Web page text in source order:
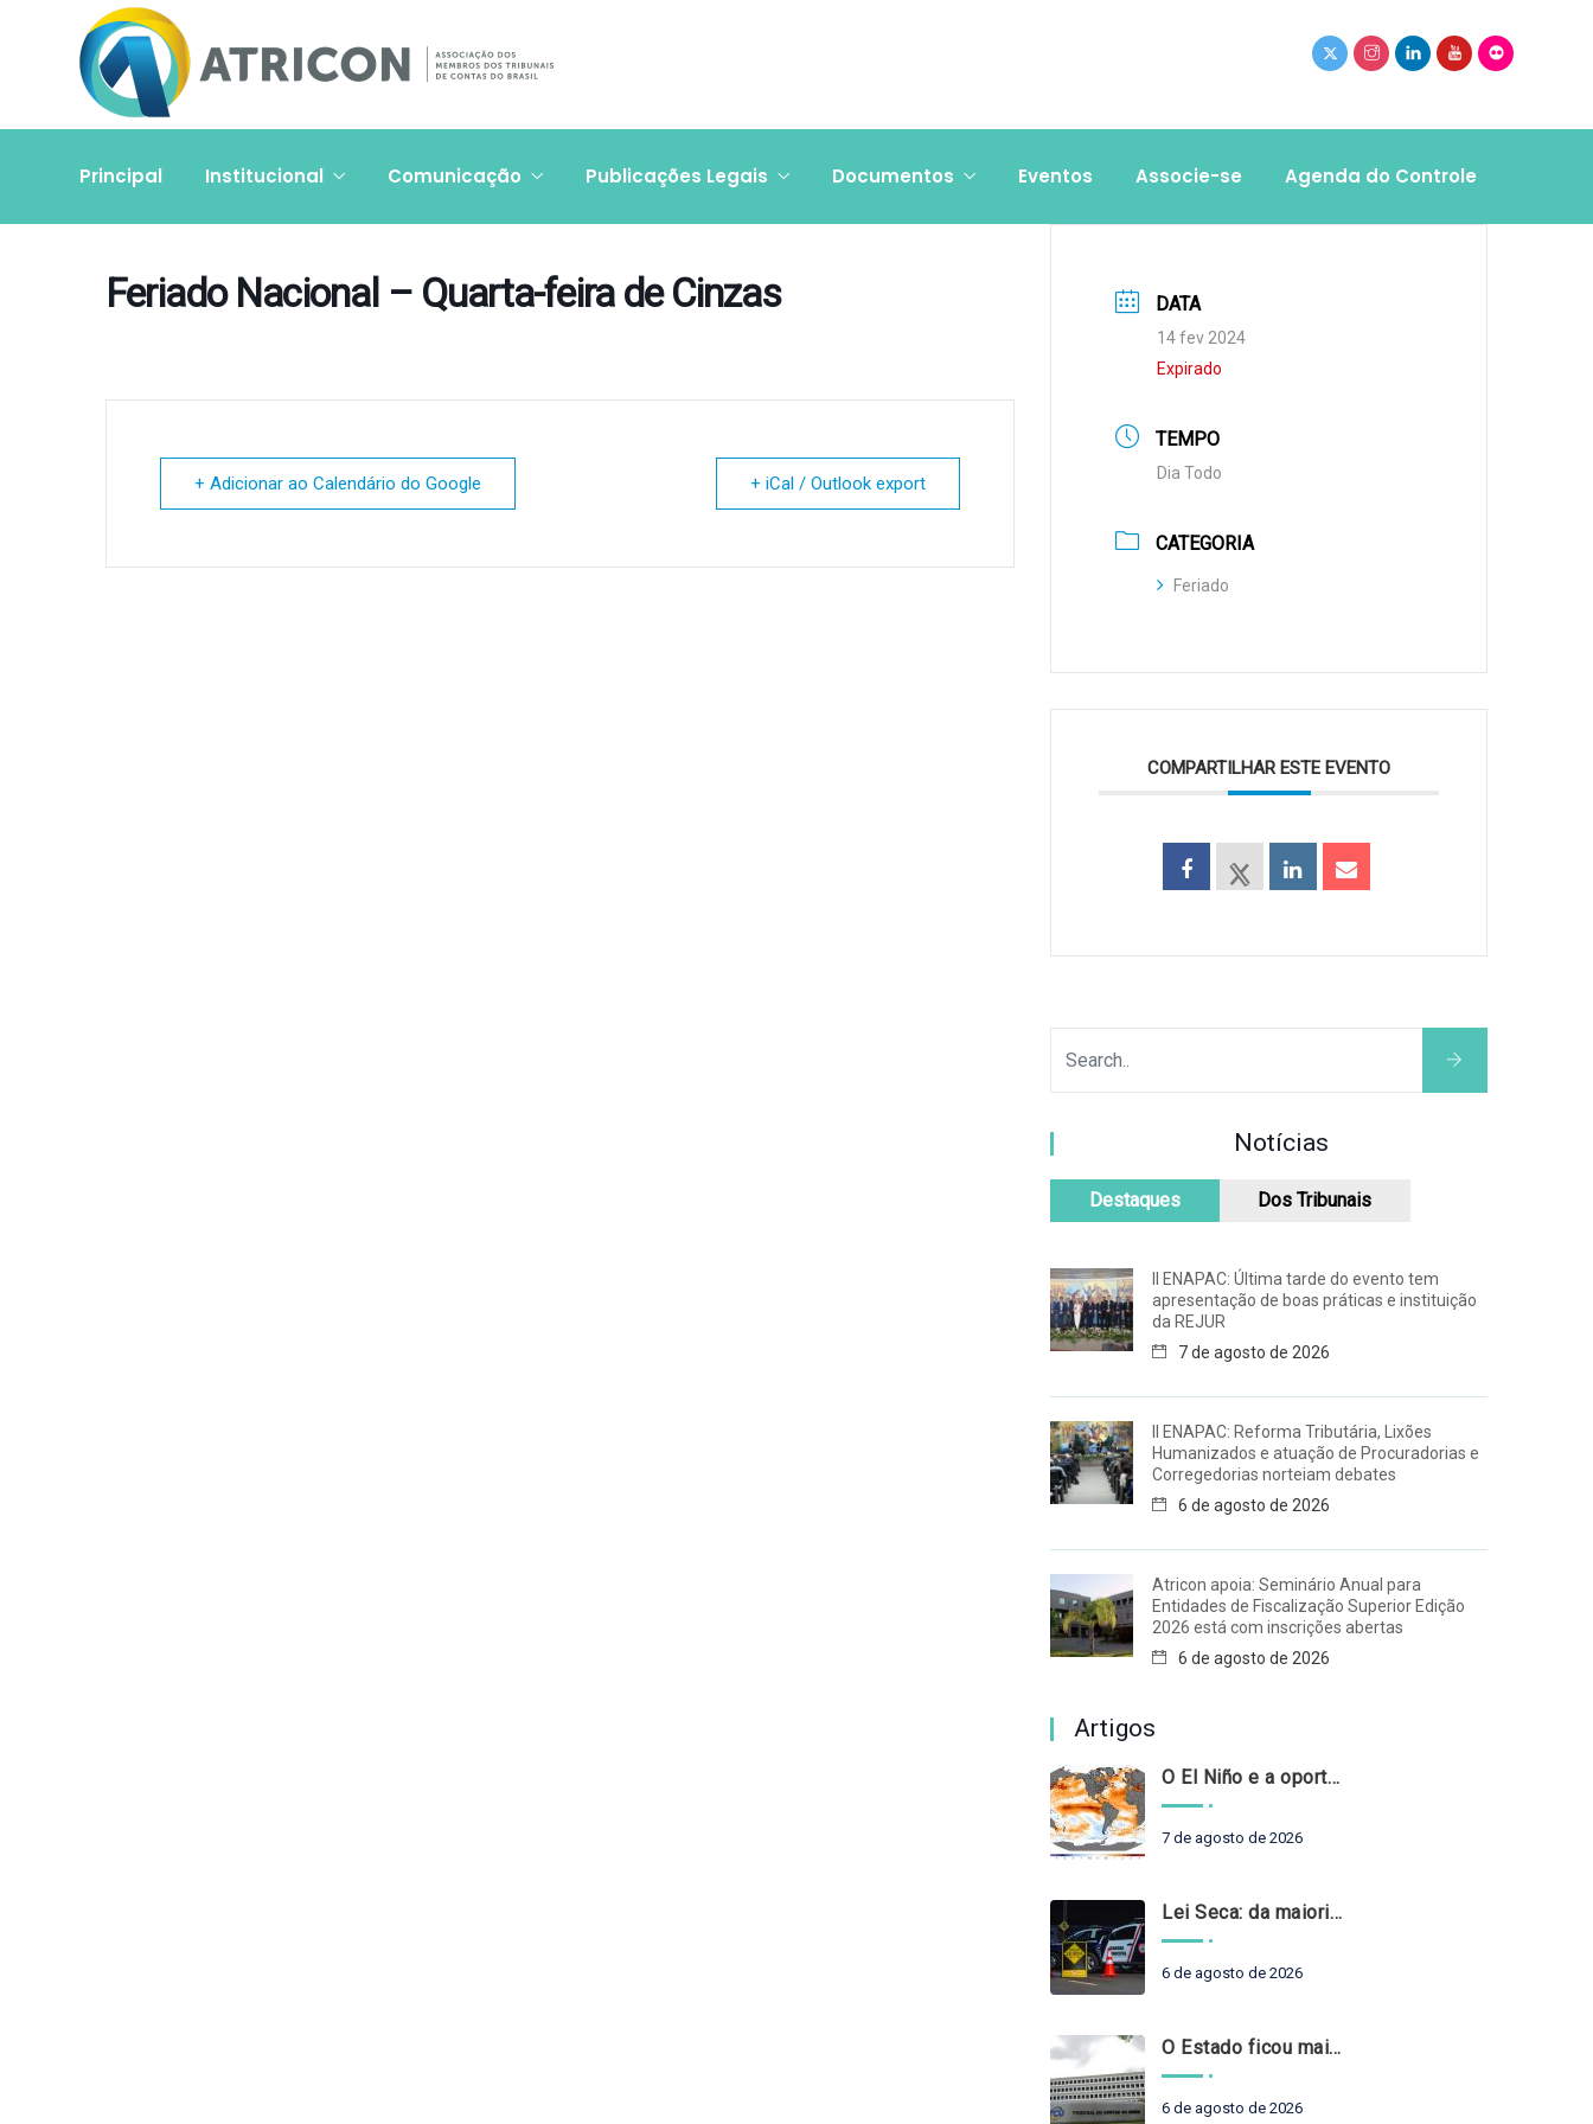
Principal Institucional Comunicação Publicações Legais Documentos Eventos Associe-se Agenda do Controle
Feriado Nacional – Quarta-feira de Cinzas
+ Adicionar ao Calendário do Google + iCal / Outlook export
DATA
14 fev 2024
Expirado
TEMPO
Dia Todo
CATEGORIA
Feriado
COMPARTILHAR ESTE EVENTO
Notícias
Destaques Dos Tribunais
II ENAPAC: Última tarde do evento tem
apresentação de boas práticas e instituição
da REJUR
7 de agosto de 2026
II ENAPAC: Reforma Tributária, Lixões
Humanizados e atuação de Procuradorias e
Corregedorias norteiam debates
6 de agosto de 2026
Atricon apoia: Seminário Anual para
Entidades de Fiscalização Superior Edição
2026 está com inscrições abertas
6 de agosto de 2026
Artigos
O El Niño e a oportunidade de fortalecer o controle externo das políticas climáticas
7 de agosto de 2026
Lei Seca: da maioridade à maturidade
6 de agosto de 2026
O Estado ficou mais complexo. O controle precisa acompanhar
6 de agosto de 2026